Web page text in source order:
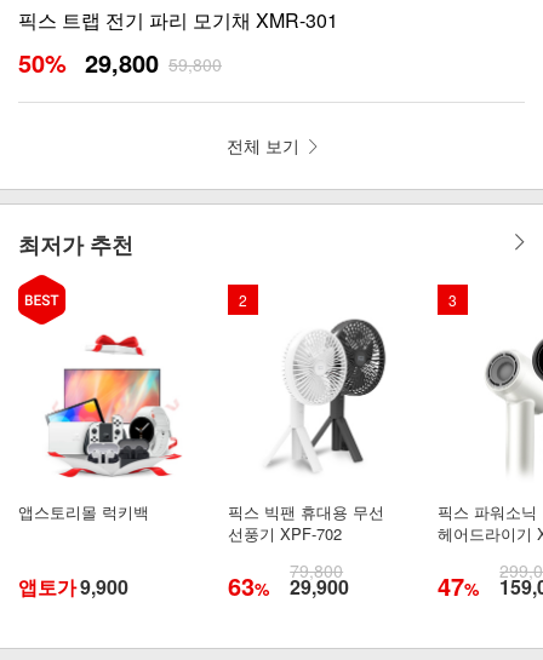
픽스 트랩 전기 파리 모기채 XMR-301
50% 29,800 59,800
전체 보기
최저가 추천
앱스토리몰 럭키백
앱토가9,900
2
픽스 빅팬 휴대용 무선
선풍기 XPF-702
63%
79,800
29,900
3
픽스 파워소닉
헤어드라이기
47%